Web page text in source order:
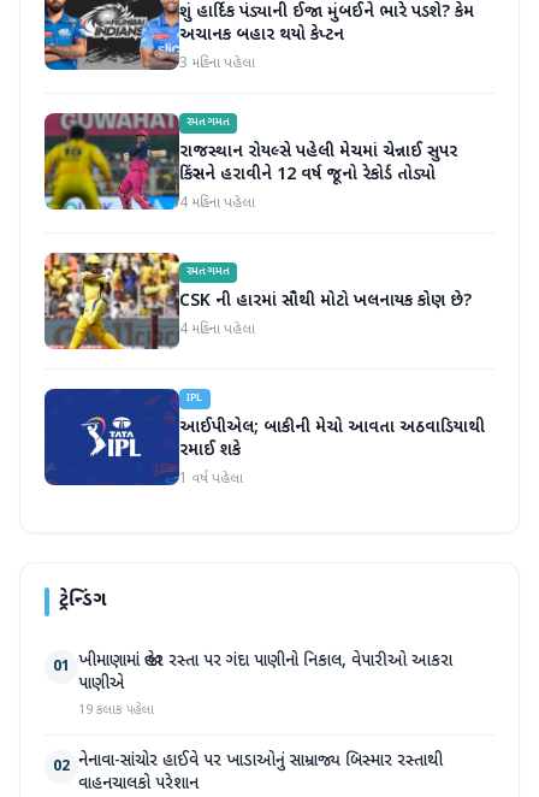
શું હાર્દિક પંડ્યાની ઈજા મુંબઈને ભારે પડશે? કેમ
અચાનક બહાર થયો કેપ્ટન
3 મહિના પહેલા
રમતગમત
રાજસ્થાન રોયલ્સે પહેલી મેચમાં ચેન્નાઈ સુપર
કિંગ્સને હરાવીને 12 વર્ષ જૂનો રેકોર્ડ તોડ્યો
4 મહિના પહેલા
રમતગમત
CSK ની હારમાં સૌથી મોટો ખલનાયક કોણ છે?
4 મહિના પહેલા
IPL
આઈપીએલ; બાકીની મેચો આવતા અઠવાડિયાથી
રમાઈ શકે
1 વર્ષ પહેલા
ટ્રેન્ડિંગ
01 ખીમાણામાં જાહેર રસ્તા પર ગંદા પાણીનો નિકાલ, વેપારીઓ આકરા
પાણીએ
19 કલાક પહેલા
02 નેનાવા-સાંચોર હાઈવે પર ખાડાઓનું સામ્રાજ્ય બિસ્માર રસ્તાથી
વાહનચાલકો પરેશાન